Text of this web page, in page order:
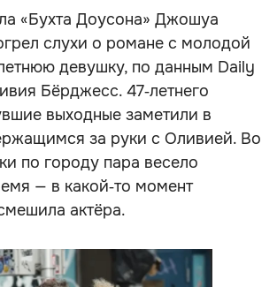
«Бухта Доусона» Джошуа
слухи о романе с молодой
девушку, по данным Daily
Бёрджесс. 47‑летнего
выходные заметили в
за руки с Оливией. Во
по городу пара весело
— в какой‑то момент
актёра.